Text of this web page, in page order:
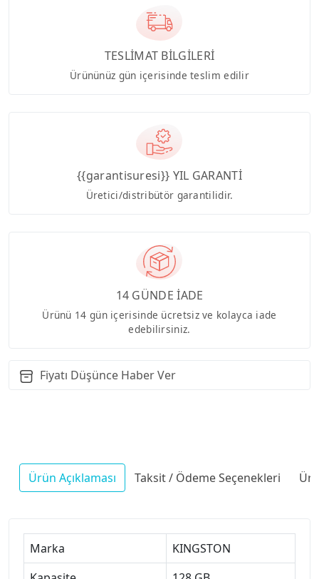
TESLİMAT BİLGİLERİ
Ürününüz gün içerisinde teslim edilir
{{garantisuresi}} YIL GARANTİ
Üretici/distribütör garantilidir.
14 GÜNDE İADE
Ürünü 14 gün içerisinde ücretsiz ve kolayca iade
edebilirsiniz.
Fiyatı Düşünce Haber Ver
Ürün Açıklaması Taksit / Ödeme Seçenekleri
Marka
KINGSTON